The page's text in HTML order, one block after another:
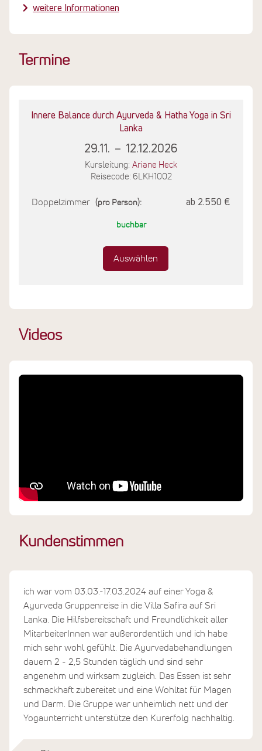
weitere Informationen
Termine
Innere Balance durch Ayurveda & Hatha Yoga in Sri
Lanka
29.11. – 12.12.2026
Kursleitung: Ariane Heck
Reisecode: 6LKH1002
Doppelzimmer (pro Person): ab 2.550 €
buchbar
Auswählen
Videos
Kundenstimmen
ich war vom 03.03.-17.03.2024 auf einer Yoga &
Ayurveda Gruppenreise in die Villa Safira auf Sri
Lanka. Die Hilfsbereitschaft und Freundlichkeit aller
MitarbeiterInnen war außerordentlich und ich habe
mich sehr wohl gefühlt. Die Ayurvedabehandlungen
dauern 2 - 2,5 Stunden täglich und sind sehr
angenehm und wirksam zugleich. Das Essen ist sehr
schmackhaft zubereitet und eine Wohltat für Magen
und Darm. Die Gruppe war unheimlich nett und der
Yogaunterricht unterstütze den Kurerfolg nachhaltig.